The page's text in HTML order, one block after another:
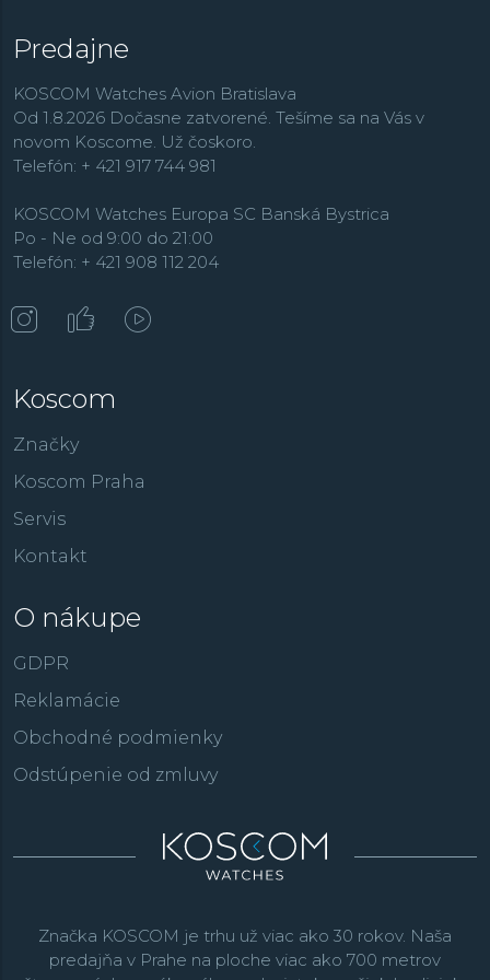
Kolekcia Norqain pozostáva z troch základných
modelových radov:
Independence . V línii Adventure spoločnosť ponúka
športové modely s moderným poňatím, kolekcia
Freedom prináša hodinky inšpirované časmi minulými a
kolekcia Independence kladie dôraz na inovácie a veľmi
plaketa na boku puzdra, ktorá dáva hodinkám priestor
na personalizáciu.
Predajne
KOSCOM Watches Avion Bratislava
Od 1.8.2026 Dočasne zatvorené. Tešíme sa na Vás v
novom Koscome. Už čoskoro.
Telefón: + 421 917 744 981
KOSCOM Watches Europa SC Banská Bystrica
Po - Ne od 9:00 do 21:00
Telefón: + 421 908 112 204
Koscom
Značky
Koscom Praha
Servis
Kontakt
O nákupe
GDPR
Reklamácie
Obchodné podmienky
Odstúpenie od zmluvy
Značka KOSCOM je trhu už viac ako 30 rokov. Naša
predajňa v Prahe na ploche viac ako 700 metrov